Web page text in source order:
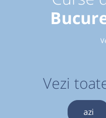
Vezi
azi